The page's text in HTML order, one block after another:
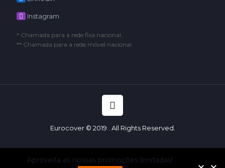
Instagram
* Chamada para a rede fixa nacional.
** Chamada para a rede móvel nacional.
Eurocover © 2019 . All Rights Reserved.
Aproveita as nossas promoções limitadas!